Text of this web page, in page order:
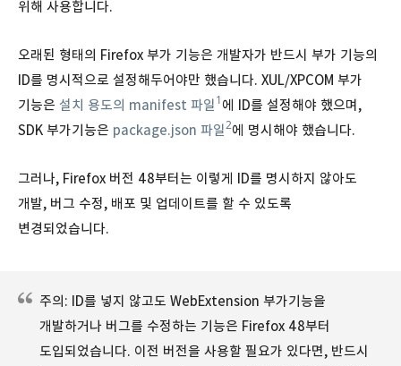
위해 사용합니다.
오래된 형태의 Firefox 부가 기능은 개발자가 반드시 부가 기능의
ID를 명시적으로 설정해두어야만 했습니다. XUL/XPCOM 부가
기능은 설치 용도의 manifest 파일1에 ID를 설정해야 했으며,
SDK 부가기능은 package.json 파일2에 명시해야 했습니다.
그러나, Firefox 버전 48부터는 이렇게 ID를 명시하지 않아도
개발, 버그 수정, 배포 및 업데이트를 할 수 있도록
변경되었습니다.
주의: ID를 넣지 않고도 WebExtension 부가기능을
개발하거나 버그를 수정하는 기능은 Firefox 48부터
도입되었습니다. 이전 버전을 사용할 필요가 있다면, 반드시